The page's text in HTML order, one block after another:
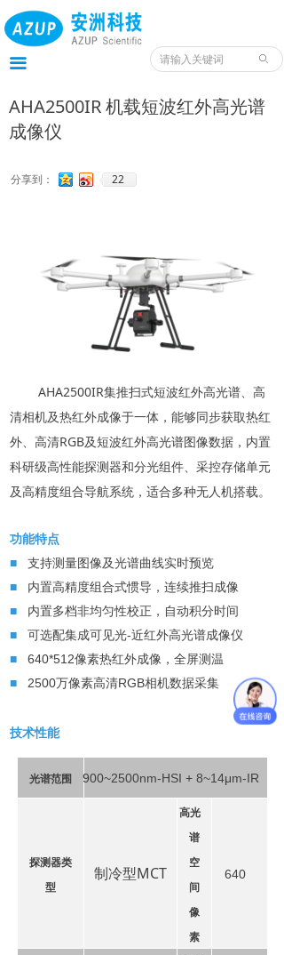
끀
首页
产品
服务
应用
案例
服务预约入口
ꄙ
AHA2500IR 机载短波红外高光谱
成像仪
AHA2500IR集推扫式短波红外高光谱、高
清相机及热红外成像于一体，能够同步获取热红
外、高清RGB及短波红外高光谱图像数据，内置
科研级高性能探测器和分光组件、采控存储单元
及高精度组合导航系统，适合多种无人机搭载。
功能特点
■ 支持测量图像及光谱曲线实时预览
■ 内置高精度组合式惯导，连续推扫成像
■ 内置多档非均匀性校正，自动积分时间
■ 可选配集成可见光-近红外高光谱成像仪
■ 640*512像素热红外成像，全屏测温
■ 2500万像素高清RGB相机数据采集
技术性能
光谱范围 900~2500nm-HSI + 8~14μm-IR
探测器类
型
制冷型MCT
高光
谱
空
间
像
素
640
分享到： 22